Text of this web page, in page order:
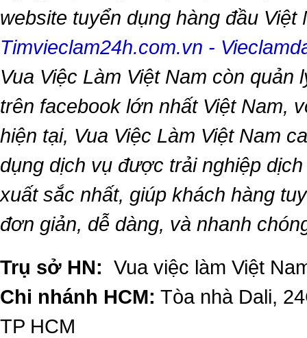
website tuyển dụng hàng đầu
Timvieclam24h.com.vn -
Vua Việc Làm Việt Nam còn quản
trên facebook lớn nhất Việt Nam,
hiện tại, Vua Việc Làm Việt Nam
dụng dịch vụ được trải nghiệp
xuất sắc nhất, giúp khách hàng
đơn giản, dễ dàng, và nhanh
Trụ sở HN: Vua việc làm Việt
Chi nhánh HCM: Tòa nhà Dali,
TP HCM